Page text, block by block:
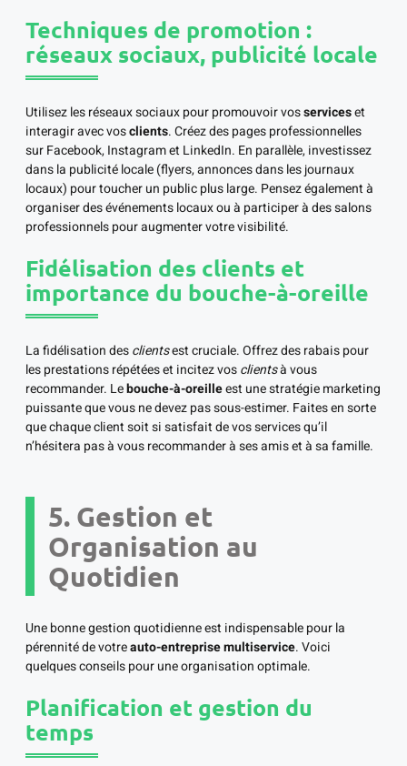
Techniques de promotion :
réseaux sociaux, publicité locale
Utilisez les réseaux sociaux pour promouvoir vosserviceset
interagir avec vosclients. Créez des pages professionnelles
sur Facebook, Instagram et LinkedIn. En parallèle, investissez
dans la publicité locale (flyers, annonces dans les journaux
locaux) pour toucher un public plus large. Pensez également à
organiser des événements locaux ou à participer à des salons
professionnels pour augmenter votre visibilité.
Fidélisation des clients et
importance du bouche-à-oreille
La fidélisation desclientsest cruciale. Offrez des rabais pour
les prestations répétées et incitez vosclientsà vous
recommander. Lebouche-à-oreilleest une stratégie marketing
puissante que vous ne devez pas sous-estimer. Faites en sorte
que chaque client soit si satisfait de vos services qu’il
n’hésitera pas à vous recommander à ses amis et à sa famille.
5. Gestion et
Organisation au
Quotidien
Une bonne gestion quotidienne est indispensable pour la
pérennité de votreauto-entreprise multiservice. Voici
quelques conseils pour une organisation optimale.
Planification et gestion du
temps